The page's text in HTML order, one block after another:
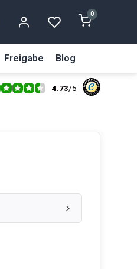
0
Freigabe Blog
4.73/5